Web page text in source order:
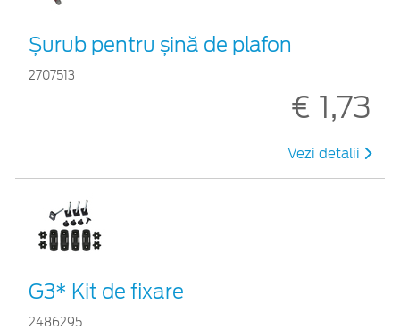
Șurub pentru șină de plafon
2707513
€ 1,73
Vezi detalii
G3* Kit de fixare
2486295